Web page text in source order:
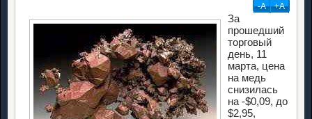
-А +А
За
прошедший
торговый
день, 11
марта, цена
на медь
снизилась
на -$0,09, до
$2,95,